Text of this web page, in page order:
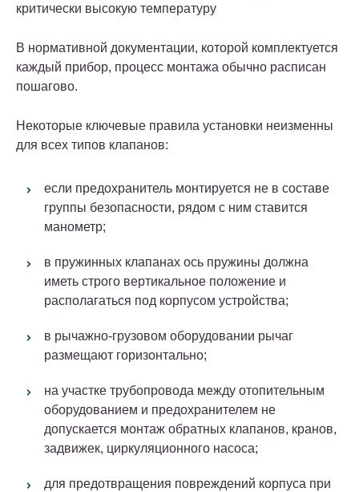
критически высокую температуру
В нормативной документации, которой комплектуется
каждый прибор, процесс монтажа обычно расписан
пошагово.
Некоторые ключевые правила установки неизменны
для всех типов клапанов:
если предохранитель монтируется не в составе
группы безопасности, рядом с ним ставится
манометр;
в пружинных клапанах ось пружины должна
иметь строго вертикальное положение и
располагаться под корпусом устройства;
в рычажно-грузовом оборудовании рычаг
размещают горизонтально;
на участке трубопровода между отопительным
оборудованием и предохранителем не
допускается монтаж обратных клапанов, кранов,
задвижек, циркуляционного насоса;
для предотвращения повреждений корпуса при